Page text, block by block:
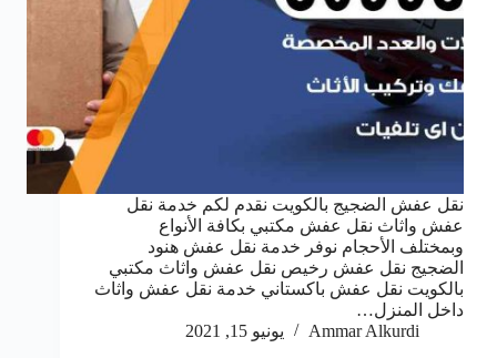
نقل عفش الضجيج بالكويت نقدم لكم خدمة نقل
عفش واثاث نقل عفش مكتبي بكافة الأنواع
وبمختلف الأحجام نوفر خدمة نقل عفش هنود
الضجيج نقل عفش رخيص نقل عفش واثاث مكتبي
بالكويت نقل عفش باكستاني خدمة نقل عفش واثاث
داخل المنزل…
Ammar Alkurdi
يونيو 15, 2021